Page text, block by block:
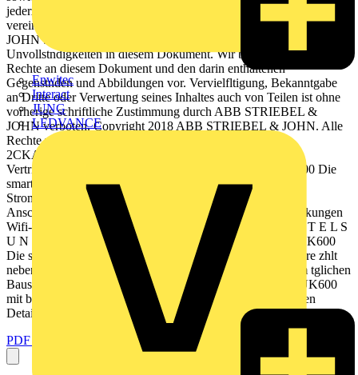
Enwitec
Interact
JUNG
LEDVANCE
jederzeit ohne Vorankndigung vor. Bei Bestellungen sind die jeweils
vereinbarten Beschaffenheiten magebend. ABB STRIEBEL &
JOHN bernimmt keinerlei Verantwortung fr eventuelle Fehler oder
Unvollstndigkeiten in diesem Dokument. Wir behalten uns alle
Rechte an diesem Dokument und den darin enthaltenen
Gegenstnden und Abbildungen vor. Vervielfltigung, Bekanntgabe
an Dritte oder Verwertung seines Inhaltes auch von Teilen ist ohne
vorherige schriftliche Zustimmung durch ABB STRIEBEL &
JOHN verboten. Copyright 2018 ABB STRIEBEL & JOHN. Alle
Rechte vorbehalten. Technische nderungen vorbehalten.
2CKA000001A1659 K-0357-04/2018-V1 Zentraler
Vertriebsservice: Tel.: 02351 956-1600 Fax: 02351 956-1700 Die
smarte Lsung fr Ihre Installations Ideen Unterputz-
Stromkreisverteiler UK600 Um bis zu 200 % vergrerter
Anschlussraum Bis 5-reihig verfgbar Projektphasen-Verpackungen
Wifi-Tren mit Kunststoffeinsatz 5 U K6 0 0 D I E S M A R T E L S
U N G F R I H R E I N S TA L L AT I O N S I D E E N UK600
Die smarte Lsung fr alle Installationsaufgaben Fr Installateure zhlt
neben der Produktqualitt auch die Flexibilitt der Verteiler im tglichen
Baustelleneinsatz. Das neu entwickelte Raumkonzept des UK600
mit bis zu 200 % mehr Platz im Verdrahtungsraum und vielen
Detaillsungen...
PDF öffnen